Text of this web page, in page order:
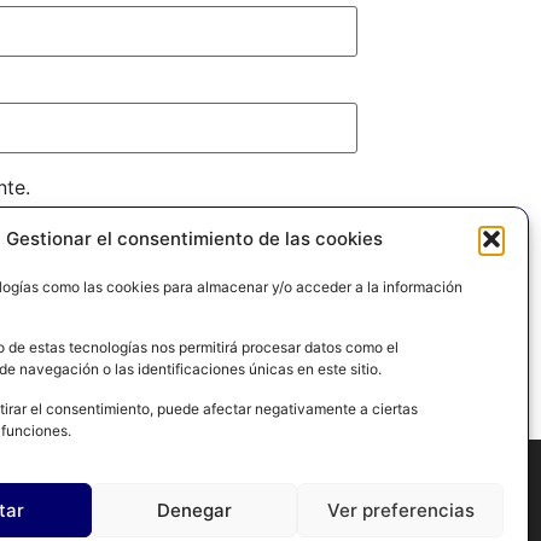
Gestionar el consentimiento de las cookies
como las cookies para almacenar y/o acceder a la información
de estas tecnologías nos permitirá procesar datos como el
navegación o las identificaciones únicas en este sitio.
el consentimiento, puede afectar negativamente a ciertas
Denegar Ver preferencias